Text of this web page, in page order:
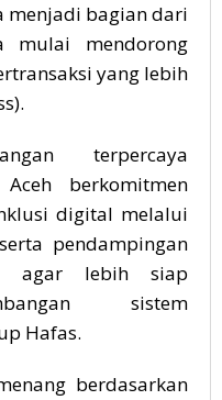
menjadi bagian dari
mulai mendorong
yang lebih
terpercaya
berkomitmen
digital melalui
pendampingan
agar lebih siap
sistem
Hafas.
berdasarkan